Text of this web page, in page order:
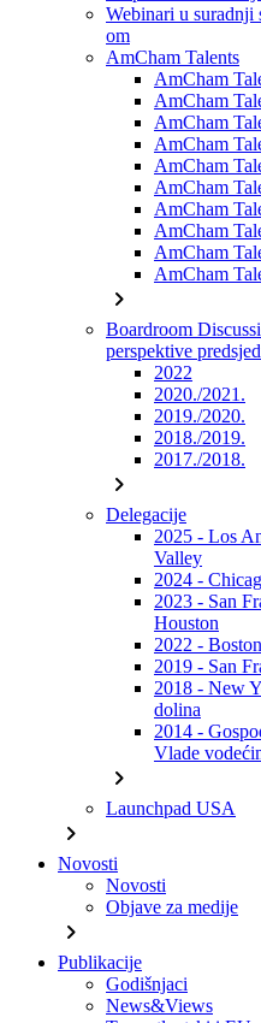
Webinari u suradnji
om
AmCham Talents
AmCham
AmCham
AmCham
AmCham
AmCham
AmCham
AmCham
AmCham
AmCham
AmCham
chevron_right
Boardroom
perspektive
2022
2020./2021.
2019./2020.
2018./2019.
2017./2018.
chevron_right
Delegacije
2025 - Los
Valley
2024 -
2023 - San
Houston
2022 -
2019 - San
2018 - New
dolina
2014 -
Vlade
chevron_right
Launchpad USA
chevron_right
Novosti
Novosti
Objave za medije
chevron_right
Publikacije
Godišnjaci
News&Views